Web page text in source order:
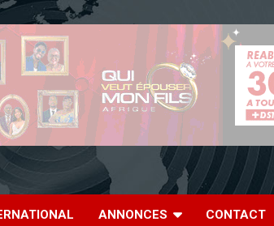
ANNONCES CONTACT